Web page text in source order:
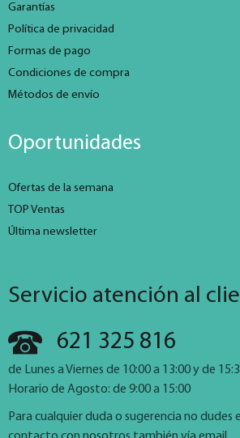
Garantías
Política de privacidad
Formas de pago
Condiciones de compra
Métodos de envío
Oportunidades
Ofertas de la semana
TOP Ventas
Última newsletter
Servicio atención al
621 325 816
de Lunes a Viernes de 10:00 a 13:00 y de
Horario de Agosto: de 9:00 a 15:00
Para cualquier duda o sugerencia no dudes